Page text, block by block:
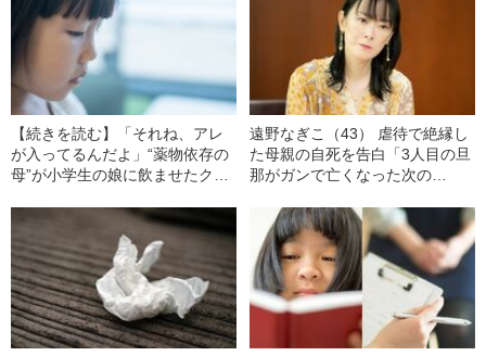
【続きを読む】「それね、アレ
が入ってるんだよ」“薬物依存の
母”が小学生の娘に飲ませたクス
母親の“恐ろしい記憶”
遠野なぎこ（43） 虐待で絶縁し
た母親の自死を告白「3人目の旦
那がガンで亡くなった次の